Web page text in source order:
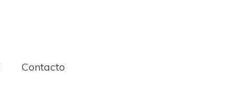
Contacto